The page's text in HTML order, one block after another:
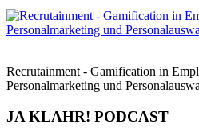
Recrutainment - Gamification in
Personalmarketing und
JA KLAHR! PODCAST